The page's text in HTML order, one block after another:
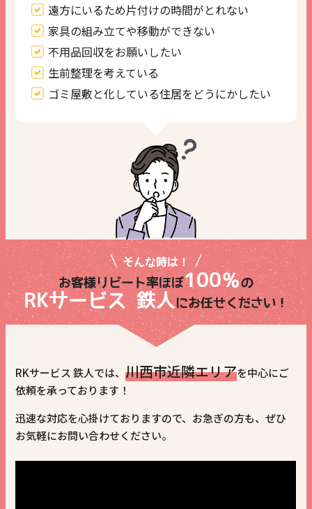
遠方にいるため片付けの時間がとれない
家具の組み立てや移動ができない
不用品回収をお願いしたい
生前整理を考えている
ゴミ屋敷と化している住居をどうにかしたい
そんな時は！
お客様リピート率ほぼ100％の
RKサービス 鉄人 にお任せください！
RKサービス 鉄人では、川西市近隣エリアを中心にご
依頼を承っております！
迅速な対応を心掛けておりますので、お急ぎの方も、ぜひ
お気軽にお問い合わせください。